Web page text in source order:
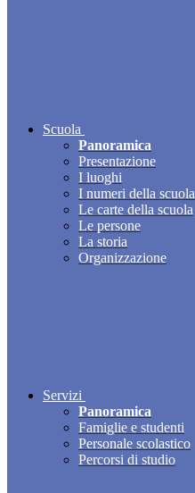
Scuola
Panoramica
Presentazione
I luoghi
I numeri della scuola
Le carte della scuola
Le persone
La storia
Organizzazione
Servizi
Panoramica
Famiglie e studenti
Personale scolastico
Percorsi di studio